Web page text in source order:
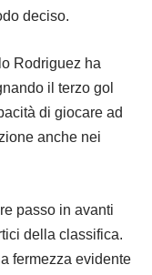
deciso.
Rodriguez ha
il terzo gol
di giocare ad
anche nei
passo in avanti
della classifica.
fermezza evidente